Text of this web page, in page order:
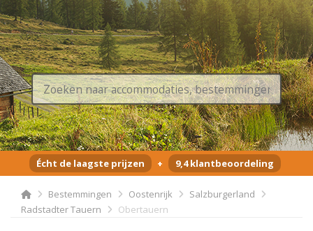
Écht de laagste prijzen + 9,4 klantbeoordeling
Bestemmingen Oostenrijk
Salzburgerland
Radstadter Tauern
Obertauern